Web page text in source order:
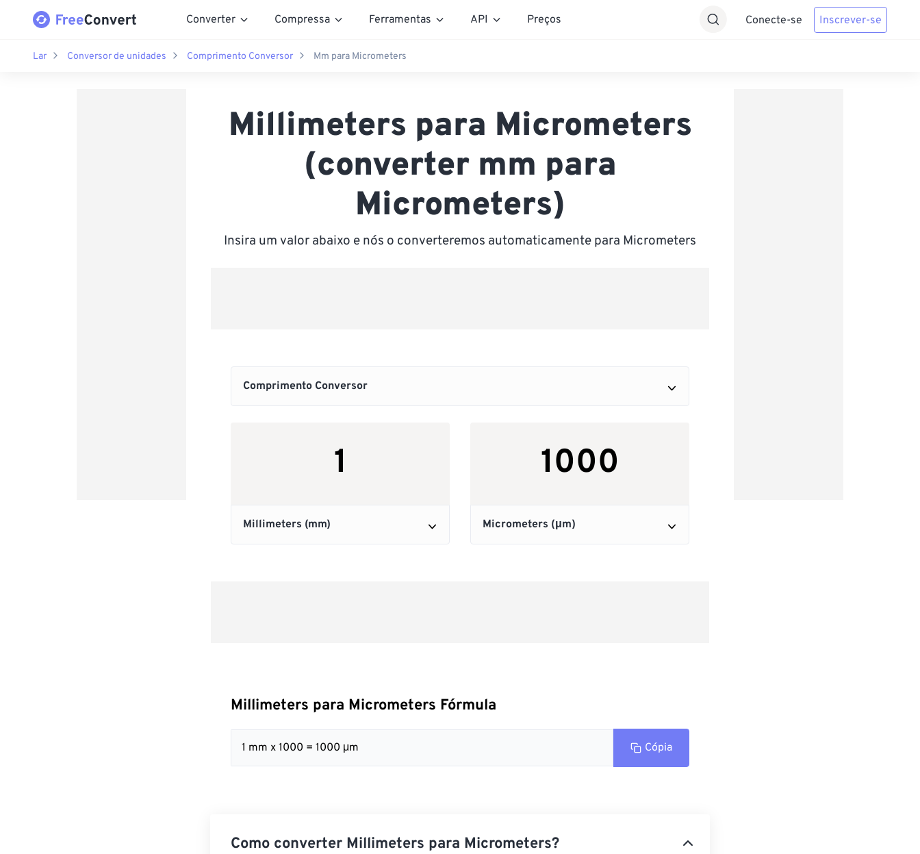
Converter Compressa Ferramentas API Preços Conecte-se Inscrever-se
Lar Conversor de unidades Comprimento Conversor Mm para Micrometers
Millimeters para Micrometers
(converter mm para
Micrometers)
Insira um valor abaixo e nós o converteremos automaticamente para Micrometers
Millimeters para Micrometers Fórmula
1 mm x 1000 = 1000 μm Cópia
Como converter Millimeters para Micrometers?